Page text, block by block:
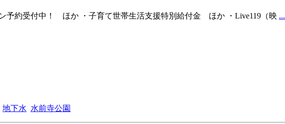
予約受付中！ ほか ・子育て世帯生活支援特別給付金 ほか ・Live119（映 ...
地下水 水前寺公園